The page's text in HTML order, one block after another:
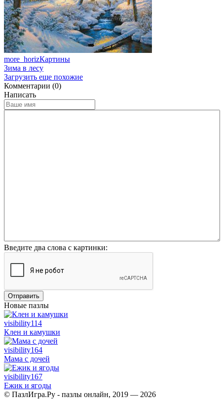
more_horizКартины
Зима в лесу
Загрузить еще похожие
Комментарии (0)
Написать
Введите два слова с картинки:
Отправить
Новые пазлы
visibility114
Клен и камушки
visibility164
Мама с дочей
visibility167
Ежик и ягоды
© ПазлИгра.Ру - пазлы онлайн, 2019 — 2026